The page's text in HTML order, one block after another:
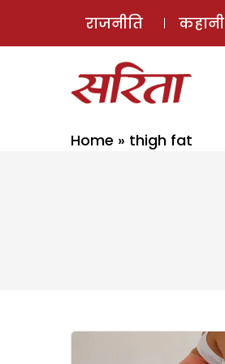
राजनीति कहानी
Home » thigh fat